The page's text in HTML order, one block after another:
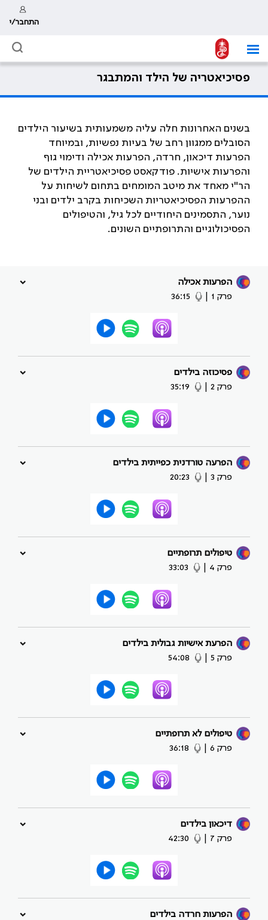
התחבר/י
פסיכיאטריה של הילד והמתבגר
בשנים האחרונות חלה עליה משמעותית בשיעור הילדים
הסובלים ממגוון רחב של בעיות נפשיות, ובמיוחד
הפרעות דיכאון, חרדה, הפרעות אכילה ודימוי גוף
והפרעות אישיות. פודקאסט פסיכיאטריית הילדים של
הר"י מאחד את מיטב המומחים בתחום לשיחות על
ההפרעות הפסיכיאטריות השכיחות בקרב ילדים ובני
נוער, התסמינים היחודיים לכל גיל, והטיפולים
הפסיכולוגיים והתרופתיים השונים.
הפרעות אכילה
פרק 1
|
36:15
פסיכוזה בילדים
פרק 2
|
35:19
הפרעה טורדנית כפייתית בילדים
פרק 3
|
20:23
טיפולים תרופתיים
פרק 4
|
33:03
הפרעת אישיות גבולית בילדים
פרק 5
|
54:08
טיפולים לא תרופתיים
פרק 6
|
36:18
דיכאון בילדים
פרק 7
|
42:30
הפרעות חרדה בילדים